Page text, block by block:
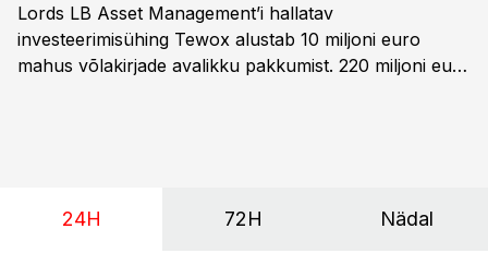
Lords LB Asset Management’i hallatav
investeerimisühing Tewox alustab 10 miljoni euro
mahus võlakirjade avalikku pakkumist. 220 miljoni euro
24H 72H Nädal